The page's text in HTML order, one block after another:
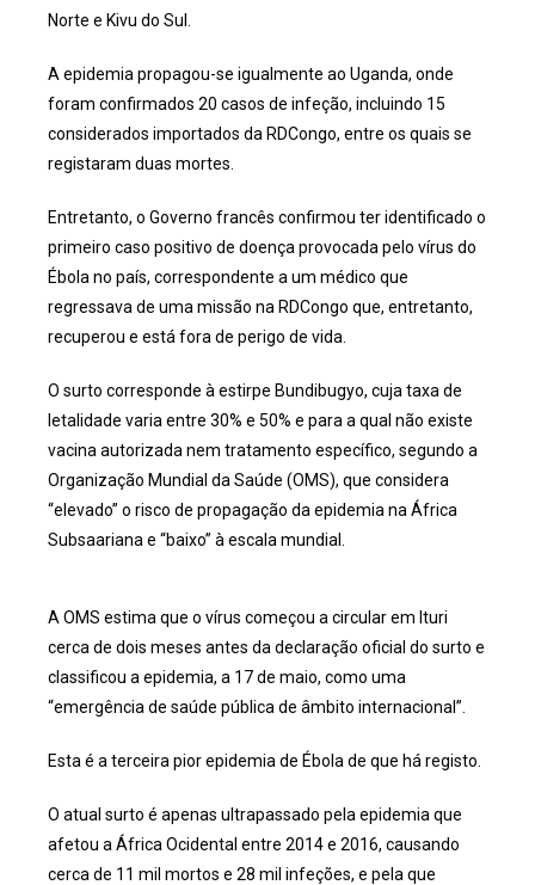
Norte e Kivu do Sul.
A epidemia propagou-se igualmente ao Uganda, onde
foram confirmados 20 casos de infeção, incluindo 15
considerados importados da RDCongo, entre os quais se
registaram duas mortes.
Entretanto, o Governo francês confirmou ter identificado o
primeiro caso positivo de doença provocada pelo vírus do
Ébola no país, correspondente a um médico que
regressava de uma missão na RDCongo que, entretanto,
recuperou e está fora de perigo de vida.
O surto corresponde à estirpe Bundibugyo, cuja taxa de
letalidade varia entre 30% e 50% e para a qual não existe
vacina autorizada nem tratamento específico, segundo a
Organização Mundial da Saúde (OMS), que considera
“elevado” o risco de propagação da epidemia na África
Subsaariana e “baixo” à escala mundial.
A OMS estima que o vírus começou a circular em Ituri
cerca de dois meses antes da declaração oficial do surto e
classificou a epidemia, a 17 de maio, como uma
“emergência de saúde pública de âmbito internacional”.
Esta é a terceira pior epidemia de Ébola de que há registo.
O atual surto é apenas ultrapassado pela epidemia que
afetou a África Ocidental entre 2014 e 2016, causando
cerca de 11 mil mortos e 28 mil infeções, e pela que